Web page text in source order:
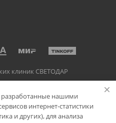
клиник СВЕТОДАР
использования cookie-
нашими
интернет-статистики
и других), для анализа